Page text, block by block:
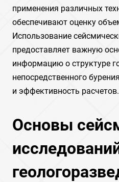
применения различных
обеспечивают оценку
Использование
предоставляет важную
информацию о структуре
непосредственного
и эффективность расчетов.
Основы